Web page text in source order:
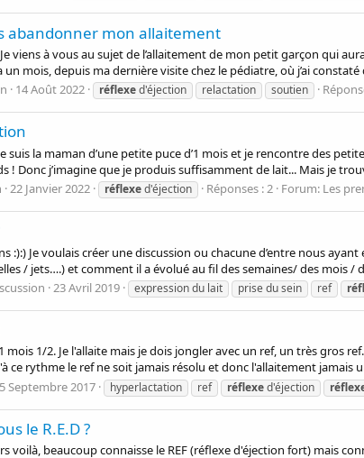
abandonner mon allaitement
viens à vous au sujet de l’allaitement de mon petit garçon qui
mois, depuis ma dernière visite chez le pédiatre, où j’ai constaté
14 Août 2022 réflexed'éjection relactation soutien
suis la maman d’une petite puce d’1 mois et je rencontre des
! Donc j’imagine que je produis suffisamment de lait... Mais je
22 Janvier 2022 réflexed'éjection Réponses : 2 Forum: Les
:):) Je voulais créer une discussion ou chacune d’entre nous
/ jets….) et comment il a évolué au fil des semaines/ des mois /
23 Avril 2019 expression du lait prise du sein ref
mois 1/2. Je l'allaite mais je dois jongler avec un ref, un très gros
ce rythme le ref ne soit jamais résolu et donc l'allaitement jamais
5 Septembre 2017 hyperlactation ref réflexed'éjection
le R.E.D ?
voilà, beaucoup connaisse le REF (réflexe d'éjection fort) mais